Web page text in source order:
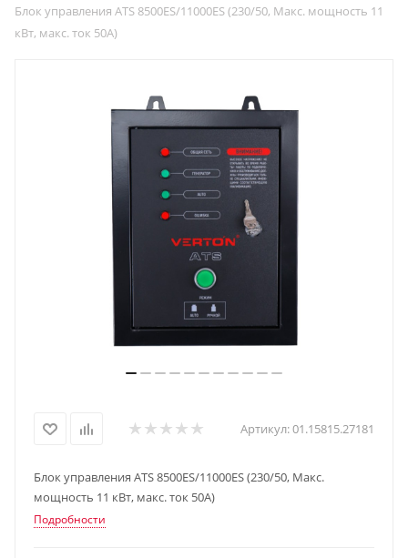
Блок управления ATS 8500ES/11000ES (230/50, Макс. мощность 11
кВт, макс. ток 50А)
Артикул:01.15815.27181
Блок управления ATS 8500ES/11000ES (230/50, Макс.
мощность 11 кВт, макс. ток 50А)
Подробности